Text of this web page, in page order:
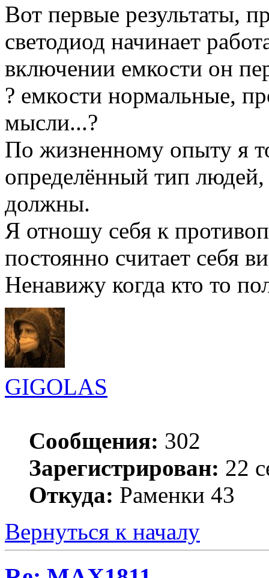
Вот первые результаты,
светодиод начинает
включении емкости он
? емкости нормальные,
мысли...?
По жизненному опыту я
определённый тип людей,
должны.
Я отношу себя к
постоянно считает себя
Ненавижу когда кто то
GIGOLAS
Сообщения: 302
Зарегистрирован: 22
Откуда: Раменки 43
Вернуться к началу